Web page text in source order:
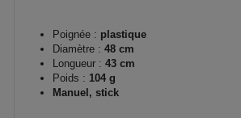
Poignée : plastique
Diamètre : 48 cm
Longueur : 43 cm
Poids : 104 g
Manuel, stick